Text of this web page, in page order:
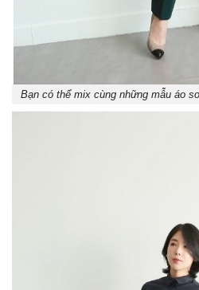
Bạn có thể mix cùng những mẫu áo